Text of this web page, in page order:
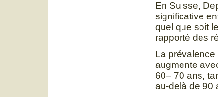
En Suisse,
significative
quel que soit
rapporté des
La
augmente
60– 70 ans,
au-delà de 90